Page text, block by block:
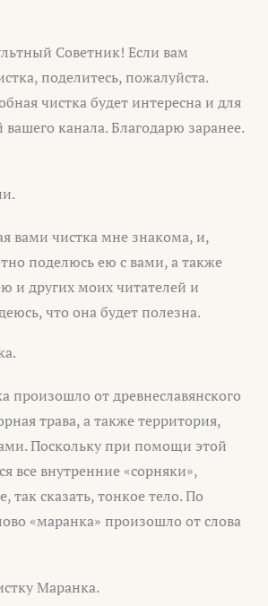
Советник! Если вам
поделитесь, пожалуйста.
чистка будет интересна и для
вашего канала. Благодарю заранее.
вами чистка мне знакома, и,
поделюсь ею с вами, а также
и других моих читателей и
что она будет полезна.
произошло от древнеславянского
трава, а также территория,
Поскольку при помощи этой
все внутренние «сорняки»,
так сказать, тонкое тело. По
«маранка» произошло от слова
Маранка.